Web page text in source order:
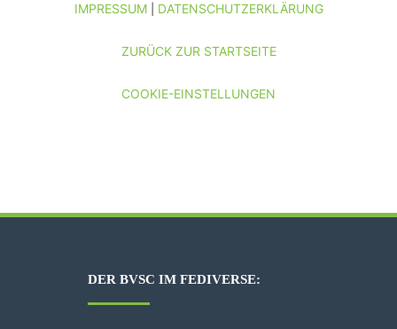
IMPRESSUM| DATENSCHUTZERKLÄRUNG
ZURÜCK ZUR STARTSEITE
COOKIE-EINSTELLUNGEN
DER BVSC IM FEDIVERSE: